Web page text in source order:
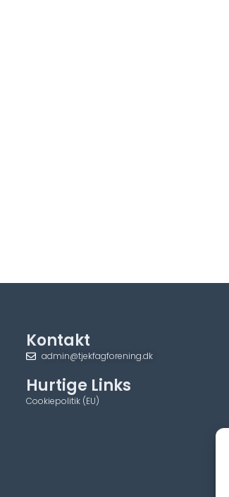
Kontakt
admin@tjekfagforening.dk
Hurtige Links
Cookiepolitik (EU)